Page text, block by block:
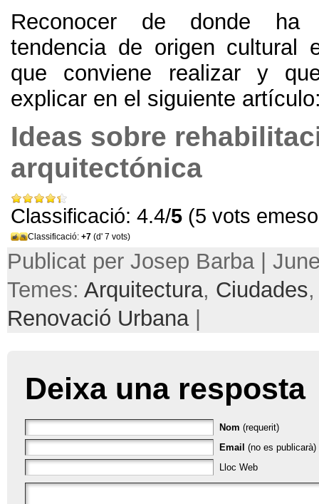
Reconocer de donde ha
tendencia de origen cultural
que conviene realizar y
explicar en el siguiente artículo
Ideas sobre
arquitectónica
Classificació: 4.4/5 (5 vots
Classificació: +7 (d' 7 vots)
Publicat per Josep Barba |
Temes: Arquitectura, Ciudades
Renovació Urbana|
Deixa una resposta
Nom (requerit)
Email (no es publicarà)
Lloc Web